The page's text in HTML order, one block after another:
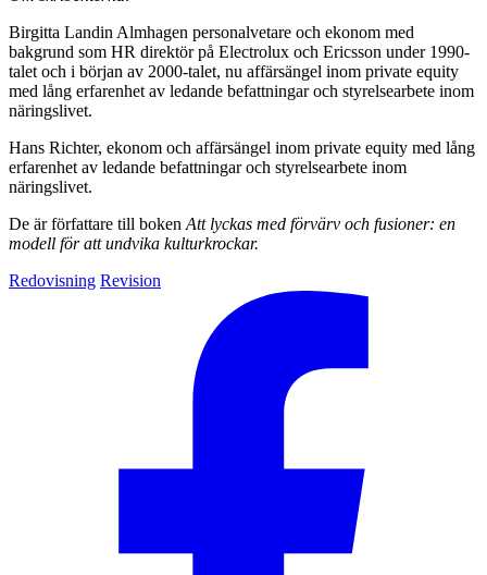
Birgitta Landin Almhagen personalvetare och ekonom med
bakgrund som HR direktör på Electrolux och Ericsson under 1990-
talet och i början av 2000-talet, nu affärsängel inom private equity
med lång erfarenhet av ledande befattningar och styrelsearbete inom
näringslivet.
Hans Richter, ekonom och affärsängel inom private equity med lång
erfarenhet av ledande befattningar och styrelsearbete inom
näringslivet.
De är författare till boken Att lyckas med förvärv och fusioner: en
modell för att undvika kulturkrockar.
Redovisning Revision